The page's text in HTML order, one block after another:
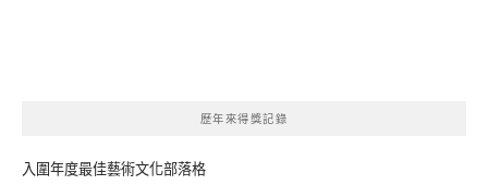
歷年來得獎記錄
入圍年度最佳藝術文化部落格